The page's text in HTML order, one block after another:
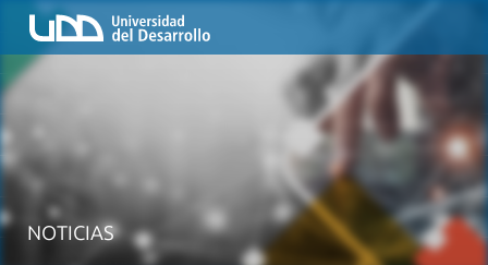
NOTICIAS
Inicio
QUIÉNES SOMOS
MESA AYUDA CANVAS